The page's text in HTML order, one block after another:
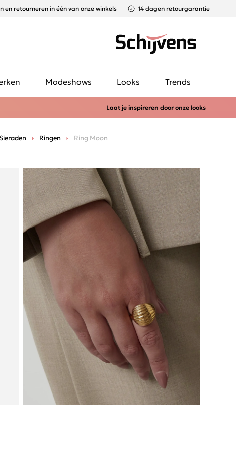
en retourneren in één van onze winkels 14 dagen retourgarantie
Modeshows Looks Trends
Laat je inspireren door onze looks
Sieraden Ringen Ring Moon